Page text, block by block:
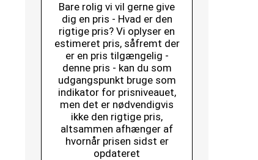
Bare rolig vi vil gerne give
dig en pris - Hvad er den
rigtige pris? Vi oplyser en
estimeret pris, såfremt der
er en pris tilgængelig -
denne pris - kan du som
udgangspunkt bruge som
indikator for prisniveauet,
men det er nødvendigvis
ikke den rigtige pris,
altsammen afhænger af
hvornår prisen sidst er
opdateret